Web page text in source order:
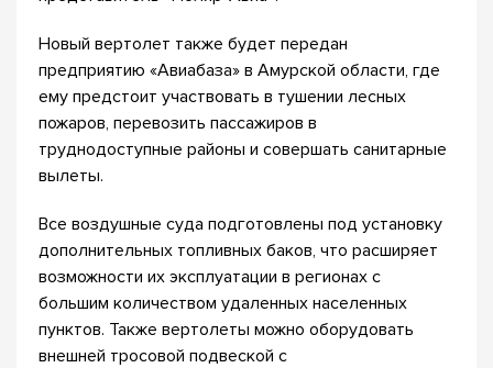
Новый вертолет также будет передан
предприятию «Авиабаза» в Амурской области, где
ему предстоит участвовать в тушении лесных
пожаров, перевозить пассажиров в
труднодоступные районы и совершать санитарные
вылеты.
Все воздушные суда подготовлены под установку
дополнительных топливных баков, что расширяет
возможности их эксплуатации в регионах с
большим количеством удаленных населенных
пунктов. Также вертолеты можно оборудовать
внешней тросовой подвеской с